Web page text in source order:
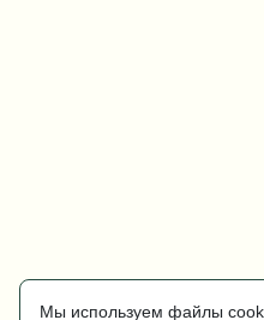
Мы используем файлы